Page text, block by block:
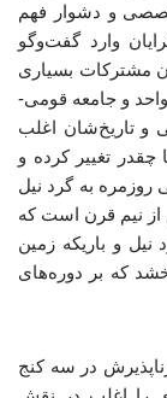
و دشوار فهم
وارد گفت‌وگو
مشترکات بسیاری
واحد و جامعه قومی-
و تاریخ‌شان اغلب
تغییر کرده و
به گرد نیل
نیم قرن است که
نیل و باریکه زمین
که بر دوره‌های
در سه کنج